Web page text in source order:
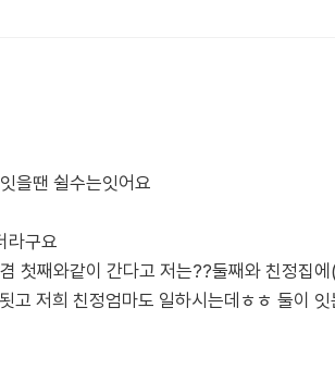
을땐 쉴수는잇어요
라구요
첫째와같이 간다고 저는??둘째와 친정집
저희 친정엄마도 일하시는데ㅎㅎ 둘이 잇